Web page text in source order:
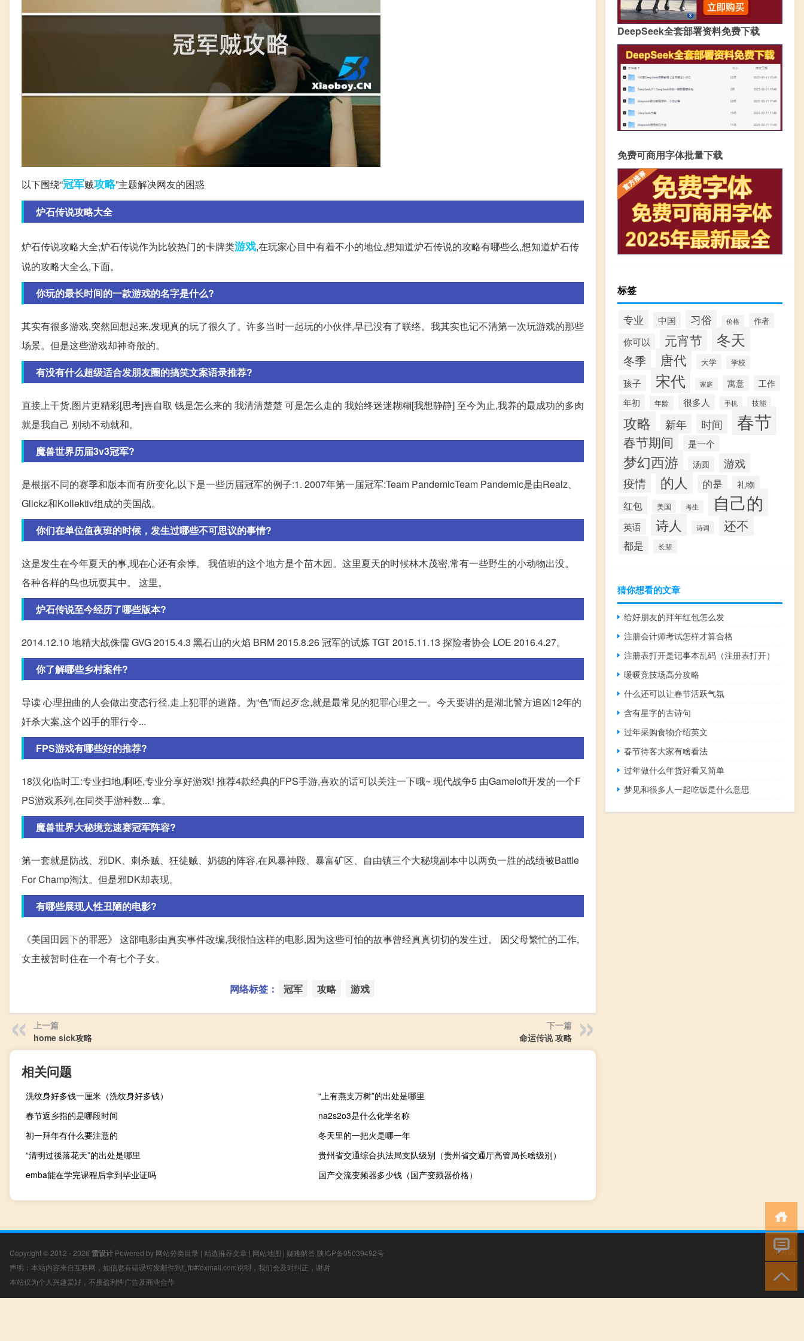
以下围绕“冠军贼攻略”主题解决网友的困惑
炉石传说攻略大全
炉石传说攻略大全;炉石传说作为比较热门的卡牌类游戏,在玩家心目中有着不小的地位,想知道炉石传说的攻略有哪些么,想知道炉石传
说的攻略大全么,下面。
你玩的最长时间的一款游戏的名字是什么?
其实有很多游戏,突然回想起来,发现真的玩了很久了。许多当时一起玩的小伙伴,早已没有了联络。我其实也记不清第一次玩游戏的那些
场景。但是这些游戏却神奇般的。
有没有什么超级适合发朋友圈的搞笑文案语录推荐?
直接上干货,图片更精彩[思考]喜自取 钱是怎么来的 我清清楚楚 可是怎么走的 我始终迷迷糊糊[我想静静] 至今为止,我养的最成功的多肉
就是我自己 别动不动就和。
魔兽世界历届3v3冠军?
是根据不同的赛季和版本而有所变化,以下是一些历届冠军的例子:1. 2007年第一届冠军:Team PandemicTeam Pandemic是由Realz、
Glickz和Kollektiv组成的美国战。
你们在单位值夜班的时候，发生过哪些不可思议的事情?
这是发生在今年夏天的事,现在心还有余悸。 我值班的这个地方是个苗木园。这里夏天的时候林木茂密,常有一些野生的小动物出没。
各种各样的鸟也玩耍其中。 这里。
炉石传说至今经历了哪些版本?
2014.12.10 地精大战侏儒 GVG 2015.4.3 黑石山的火焰 BRM 2015.8.26 冠军的试炼 TGT 2015.11.13 探险者协会 LOE 2016.4.27。
你了解哪些乡村案件?
导读 心理扭曲的人会做出变态行径,走上犯罪的道路。为“色”而起歹念,就是最常见的犯罪心理之一。今天要讲的是湖北警方追凶12年的
奸杀大案,这个凶手的罪行令...
FPS游戏有哪些好的推荐?
18汉化临时工:专业扫地,啊呸,专业分享好游戏! 推荐4款经典的FPS手游,喜欢的话可以关注一下哦~ 现代战争5 由Gameloft开发的一个F
PS游戏系列,在同类手游种数... 拿。
魔兽世界大秘境竞速赛冠军阵容?
第一套就是防战、邪DK、刺杀贼、狂徒贼、奶德的阵容,在风暴神殿、暴富矿区、自由镇三个大秘境副本中以两负一胜的战绩被Battle
For Champ淘汰。但是邪DK却表现。
有哪些展现人性丑陋的电影?
《美国田园下的罪恶》 这部电影由真实事件改编,我很怕这样的电影,因为这些可怕的故事曾经真真切切的发生过。 因父母繁忙的工作,
女主被暂时住在一个有七个子女。
网络标签： 冠军 攻略 游戏
上一篇
home sick攻略
下一篇
命运传说 攻略
相关问题
洗纹身好多钱一厘米（洗纹身好多钱）
“上有燕支万树”的出处是哪里
春节返乡指的是哪段时间
na2s2o3是什么化学名称
初一拜年有什么要注意的
冬天里的一把火是哪一年
“清明过後落花天”的出处是哪里
贵州省交通综合执法局支队级别（贵州省交通厅高管局长啥级别）
emba能在学完课程后拿到毕业证吗
国产交流变频器多少钱（国产变频器价格）
DeepSeek全套部署资料免费下载
免费可商用字体批量下载
标签
专业 中国 习俗 价格 作者
你可以 元宵节 冬天
冬季 唐代 大学 学校
孩子 宋代 家庭 寓意
工作
年初
年龄 很多人 手机 技能
攻略 新年 时间 春节
春节期间 是一个
梦幻西游 汤圆 游戏
疫情 的人 的是 礼物
红包 美国 考生 自己的
英语 诗人 诗词 还不
都是 长辈
猜你想看的文章
给好朋友的拜年红包怎么发
注册会计师考试怎样才算合格
注册表打开是记事本乱码（注册表打开）
暖暖竞技场高分攻略
什么还可以让春节活跃气氛
含有星字的古诗句
过年采购食物介绍英文
春节待客大家有啥看法
过年做什么年货好看又简单
梦见和很多人一起吃饭是什么意思
Copyright © 2012 - 2026 雷设计 Powered by 网站分类目录 | 精选推荐文章 | 网站地图 | 疑难解答 陕ICP备05039492号
声明：本站内容来自互联网，如信息有错误可发邮件到f_fb#foxmail.com说明，我们会及时纠正，谢谢
本站仅为个人兴趣爱好，不接盈利性广告及商业合作
小男孩